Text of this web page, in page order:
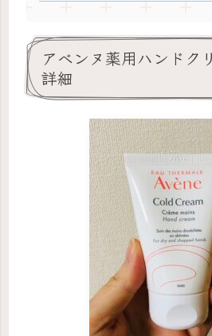
アベンヌ薬用ハンドク
詳細